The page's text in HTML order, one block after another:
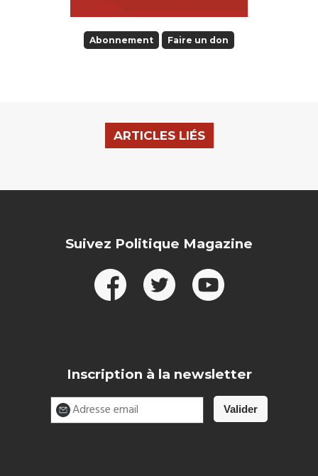
Abonnement Faire un don
ARTICLES LIÉS
Suivez Politique Magazine
Inscription à la newsletter